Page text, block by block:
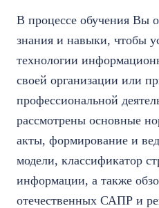
В процессе обучения Вы
знания и навыки, чтобы
технологии
своей организации или
профессиональной
рассмотрены основные
акты, формирование и
модели, классификатор
информации, а также
отечественных САПР и